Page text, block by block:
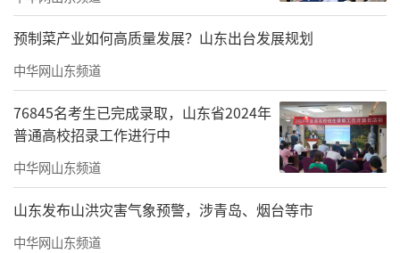
预制菜产业如何高质量发展？山东出台发展规划
中华网山东频道
76845名考生已完成录取，山东省2024年
普通高校招录工作进行中
中华网山东频道
山东发布山洪灾害气象预警，涉青岛、烟台等市
中华网山东频道